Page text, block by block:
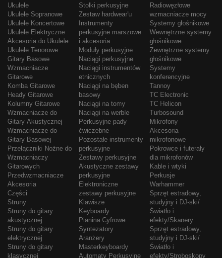
Ukulele
Ukulele Sopranowe
Ukulele Koncertowe
Ukulele Elektryczne
Akcesoria do Ukulele
Ukulele Tenorowe
Gitary Basowe
Wzmacniacze
Gitarowe
Komba Gitarowe
Heady Gitarowe
Kolumny Gitarowe
Wzmacniacze do
Gitary Akustycznej
Wzmacniacze do
Gitary Basowej
Przełączniki Nożne do
Wzmacniaczy
Gitarowych
Przedwzmacniacze
Akcesoria
Części
Struny
Struny do gitary
akustycznej
Struny do gitary
elektrycznej
Struny do gitary
klasycznej
Stołki perkusyjne
Zestaw hardwear'u
Instrumenty
perkusyjne marszowe
i akcesoria
Moduły perkusyjne
Naciągi perkusyjne
Naciągi instrumentów
etnicznych
Naciągi na bęben
basowy
Naciągi na tomy
Naciągi na werble
Perkusyjne pady
ćwiczebne
Pozostałe instrumenty
perkusyjne
Zestawy perkusyjne
Akustyczne zestawy
perkusyjne
Elektroniczne
zestawy perkusyjne
Klawisze
Keyboardy
Pianina Cyfrowe
Syntezatory
Aranżery
Masterkeyboardy
Automaty Perkusyjne
Radiowęzłowe
wzmacniacze mocy
Systemy głośnikowe
Wewnętrzne systemy
głośnikowe
Zewnętrzne systemy
głośnikowe
Systemy
konferencyjne
Tannoy
TC Electronic
TC Helicon
Turbosound
Mikrofony
Akcesoria
mikrofonowe
Pokrowce i futerały
dla mikrofonów
Kable i wtyki
Perkusje
Warhammer
Sprzęt estradowy,
studyjny i DJ-ski/
Światło i
efekty/Skanery
Sprzęt estradowy,
studyjny i DJ-ski/
Światło i
efekty/Stroboskopy